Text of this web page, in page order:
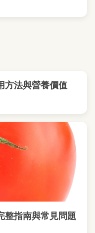
方法與營養價值
整指南與常見問題